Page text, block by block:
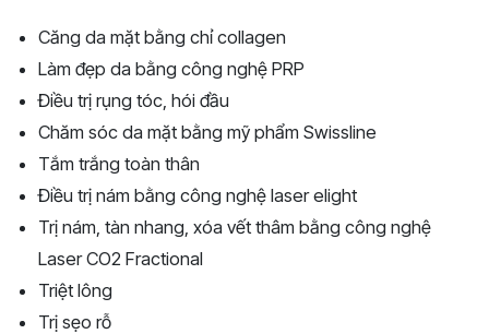
Căng da mặt bằng chỉ collagen
Làm đẹp da bằng công nghệ PRP
Điều trị rụng tóc, hói đầu
Chăm sóc da mặt bằng mỹ phẩm Swissline
Tắm trắng toàn thân
Điều trị nám bằng công nghệ laser elight
Trị nám, tàn nhang, xóa vết thâm bằng công nghệ
Laser CO2 Fractional
Triệt lông
Trị sẹo rỗ